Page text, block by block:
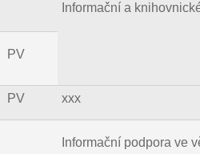
Informační a
PV
PV xxx
Informační podpora ve